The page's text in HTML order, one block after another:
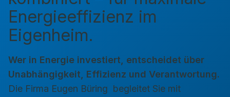
Energieeffizienz im
Eigenheim.
Wer in Energie investiert, entscheidet über
Unabhängigkeit, Effizienz und Verantwortung.
Die Firma Eugen Büring begleitet Sie mit